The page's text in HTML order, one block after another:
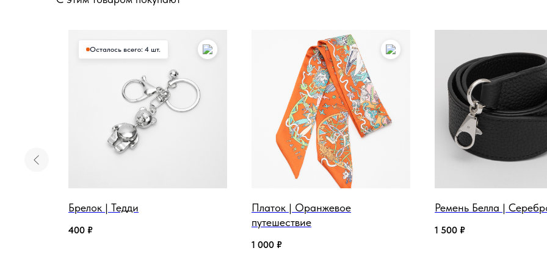
Осталось всего: 4 шт.
Брелок | Тедди
400 ₽
Платок | Оранжевое
путешествие
1 000 ₽
Ремень Белла |
1 500 ₽